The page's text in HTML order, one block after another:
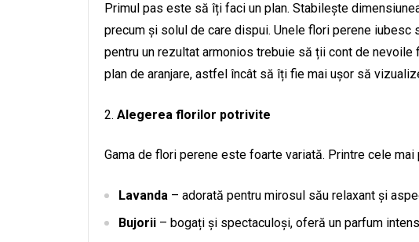
Primul pas este să îți faci un plan. Stabilește
precum și solul de care dispui. Unele flori perene iubesc
pentru un rezultat armonios trebuie să ții cont de
plan de aranjare, astfel încât să îți fie mai ușor să
Alegerea florilor potrivite
Gama de flori perene este foarte variată. Printre cele mai
Lavanda – adorată pentru mirosul său relaxant și
Bujorii – bogați și spectaculoși, oferă un parfum